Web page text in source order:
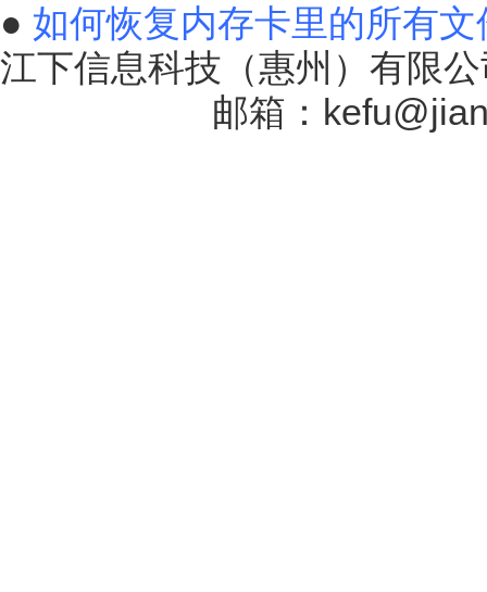
● 如何恢复内存卡里的所有文
江下信息科技（惠州）有限
邮箱：